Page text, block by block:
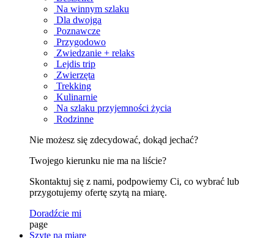
Na winnym szlaku
Dla dwojga
Poznawcze
Przygodowo
Zwiedzanie + relaks
Lejdis trip
Zwierzęta
Trekking
Kulinarnie
Na szlaku przyjemności życia
Rodzinne
Nie możesz się zdecydować, dokąd jechać?
Twojego kierunku nie ma na liście?
Skontaktuj się z nami, podpowiemy Ci, co wybrać lub
przygotujemy ofertę szytą na miarę.
Doradźcie mi
page
Szyte na miarę